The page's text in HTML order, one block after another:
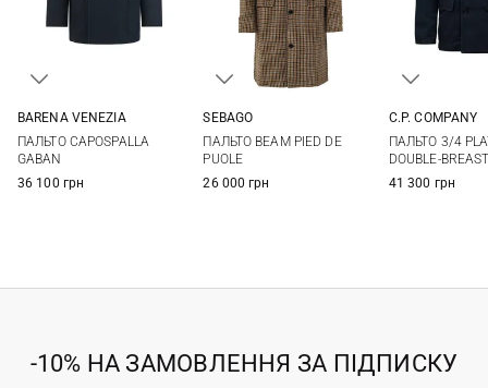
56
BARENA VENEZIA
ПАЛЬТО CAPOSPALLA
GABAN
36 100 грн
SEBAGO
ПАЛЬТО BEAM PIED DE
PUOLE
26 000 грн
C.P. COMPANY
ПАЛЬТО 3/4
DOUBLE-
41 300 грн
-10% НА ЗАМОВЛЕННЯ ЗА ПІДПИСКУ